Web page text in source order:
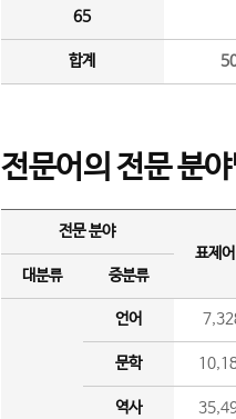
65
합계
전문어의 전문 분
전문 분야
표제
대분류
중분류
언어
문학
역사